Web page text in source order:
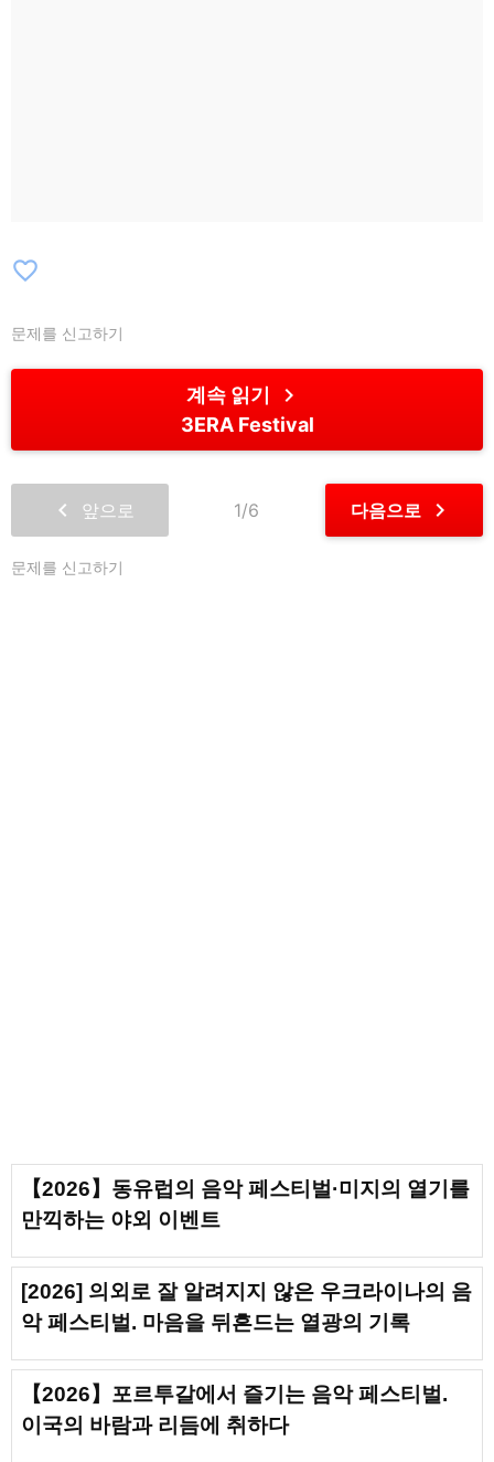
favorite_border
문제를 신고하기
계속 읽기 chevron_right
3ERA Festival
chevron_left 앞으로 1/6 다음으로 chevron_right
문제를 신고하기
【2026】동유럽의 음악 페스티벌·미지의 열기를
만끽하는 야외 이벤트
[2026] 의외로 잘 알려지지 않은 우크라이나의 음
악 페스티벌. 마음을 뒤흔드는 열광의 기록
【2026】포르투갈에서 즐기는 음악 페스티벌.
이국의 바람과 리듬에 취하다